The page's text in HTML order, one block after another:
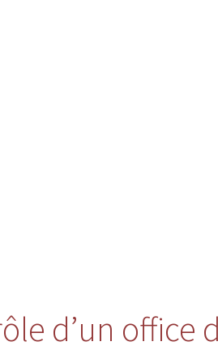
d’un office